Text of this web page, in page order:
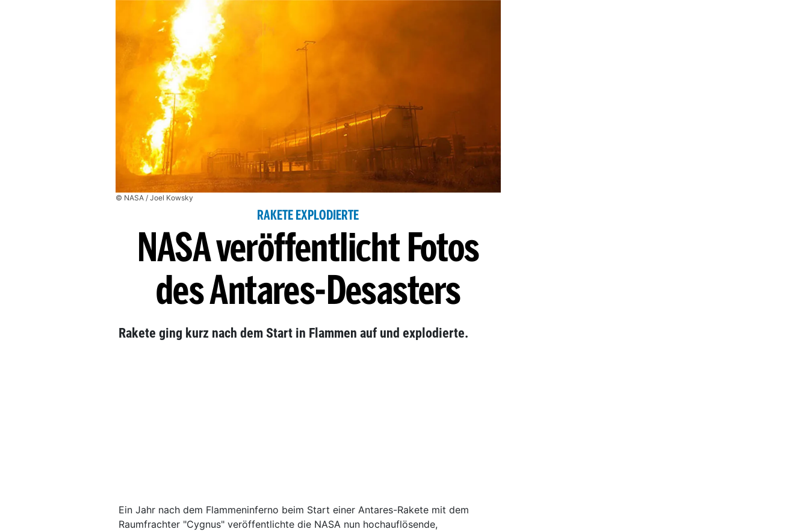
© NASA / Joel Kowsky
RAKETE EXPLODIERTE
NASA veröffentlicht Fotos
des Antares-Desasters
Rakete ging kurz nach dem Start in Flammen auf und explodierte.
Ein Jahr nach dem Flammeninferno beim Start einer Antares-Rakete mit dem
Raumfrachter "Cygnus" veröffentlichte die NASA nun hochauflösende,